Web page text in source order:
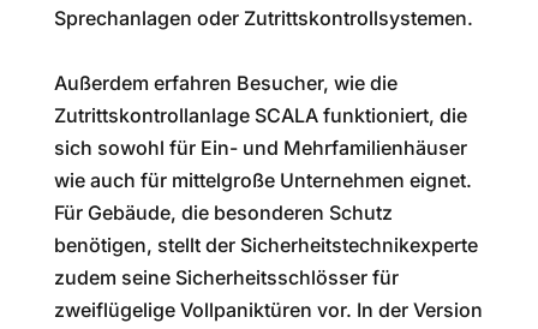
Sprechanlagen oder Zutrittskontrollsystemen.
Außerdem erfahren Besucher, wie die
Zutrittskontrollanlage SCALA funktioniert, die
sich sowohl für Ein- und Mehrfamilienhäuser
wie auch für mittelgroße Unternehmen eignet.
Für Gebäude, die besonderen Schutz
benötigen, stellt der Sicherheitstechnikexperte
zudem seine Sicherheitsschlösser für
zweiflügelige Vollpaniktüren vor. In der Version